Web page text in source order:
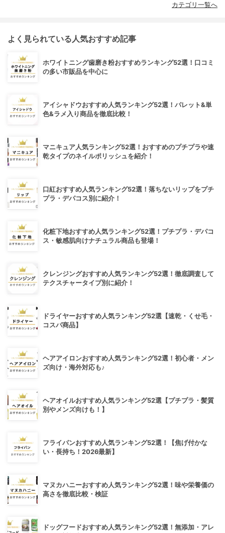
カテゴリ一覧へ
よく見られている人気おすすめ記事
ホワイトニング歯磨き粉おすすめランキング52選！口コミ
の多い市販品を中心に
アイシャドウおすすめ人気ランキング52選！パレット&単
色&ラメ入り商品を徹底比較！
マニキュア人気ランキング52選！おすすめのプチプラや速
乾タイプのネイルポリッシュを紹介！
口紅おすすめ人気ランキング52選！落ちないリップをプチ
プラ・デパコス別に紹介！
化粧下地おすすめ人気ランキング52選！プチプラ・デパコ
ス・敏感肌向けナチュラル商品も登場！
クレンジングおすすめ人気ランキング52選！徹底調査して
テクスチャータイプ別に紹介！
ドライヤーおすすめ人気ランキング52選【速乾・くせ毛・
コスパ商品】
ヘアアイロンおすすめ人気ランキング52選！初心者・メン
ズ向け・海外対応も♪
ヘアオイルおすすめ人気ランキング52選【プチプラ・髪質
別やメンズ向けも！】
フライパンおすすめ人気ランキング52選！【焦げ付かな
い・長持ち！2026最新】
マヌカハニーおすすめ人気ランキング52選！味や栄養価の
高さを徹底比較・検証
ドッグフードおすすめ人気ランキング52選！無添加・アレ